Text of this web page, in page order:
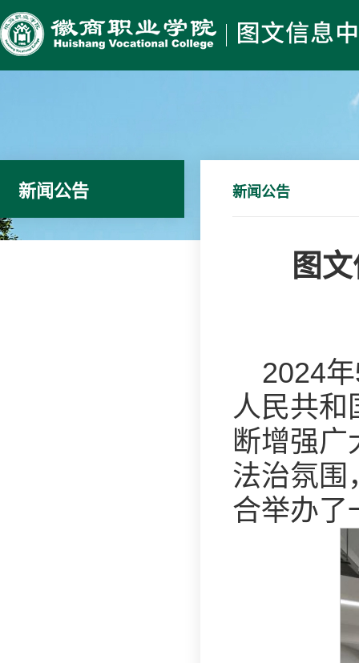
新闻公告 新闻公告
图
2024
人民共和
断增强
法治氛围
合举办了